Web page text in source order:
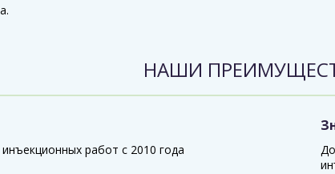
НАШИ
работ с 2010 года